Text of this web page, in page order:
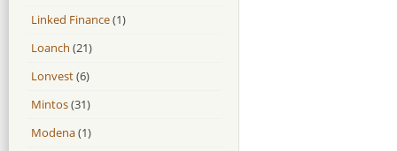
Linked Finance(1)
Loanch (21)
Lonvest(6)
Mintos(31)
Modena(1)